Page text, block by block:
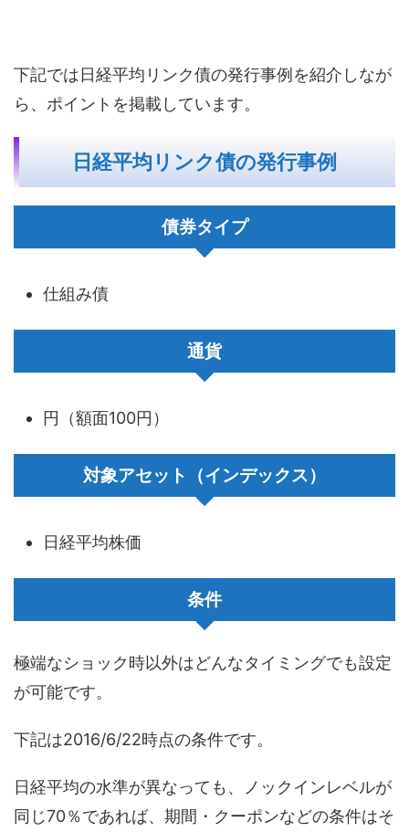
下記では日経平均リンク債の発行事例を紹介しなが
ら、ポイントを掲載しています。
日経平均リンク債の発行事例
債券タイプ
仕組み債
通貨
円（額面100円）
対象アセット（インデックス）
日経平均株価
条件
極端なショック時以外はどんなタイミングでも設定
が可能です。
下記は2016/6/22時点の条件です。
日経平均の水準が異なっても、ノックインレベルが
同じ70％であれば、期間・クーポンなどの条件はそ